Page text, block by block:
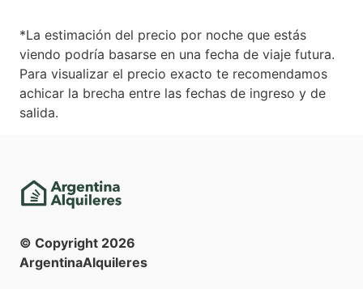
*La estimación del precio por noche que estás
viendo podría basarse en una fecha de viaje futura.
Para visualizar el precio exacto te recomendamos
achicar la brecha entre las fechas de ingreso y de
salida.
© Copyright 2026
ArgentinaAlquileres